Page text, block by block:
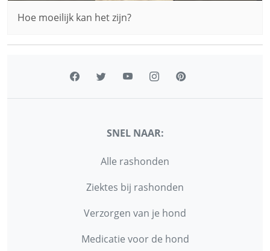
Hoe moeilijk kan het zijn?
SNEL NAAR:
Alle rashonden
Ziektes bij rashonden
Verzorgen van je hond
Medicatie voor de hond